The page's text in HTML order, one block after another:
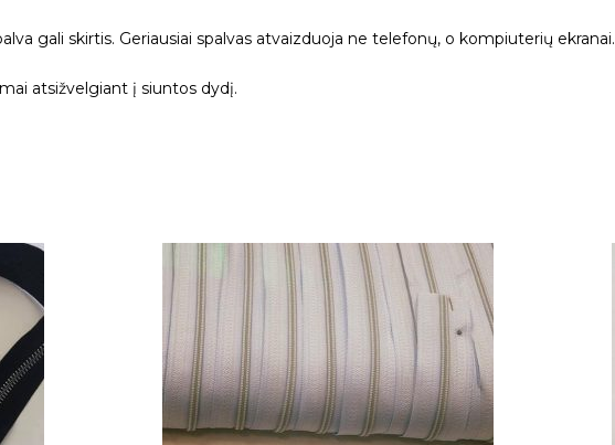
gali skirtis. Geriausiai spalvas atvaizduoja ne telefonų, o kompiuterių ekranai.
atsižvelgiant į siuntos dydį.